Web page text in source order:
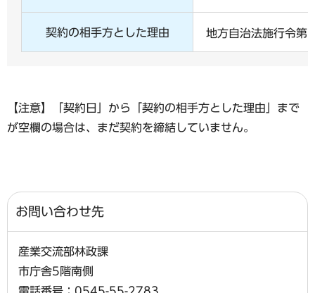
契約の相手方とした理由 地方自治法施行令
【注意】「契約日」から「契約の相手方とした理由」まで
が空欄の場合は、まだ契約を締結していません。
お問い合わせ先
産業交流部林政課
市庁舎5階南側